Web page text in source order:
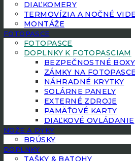
DIAĽKOMERY
TERMOVÍZIA A NOČNÉ
MONTÁŽE
FOTOPASCE
FOTOPASCE
DOPLNKY K FOTOPASCIAM
BEZPEČNOSTNÉ BOXY
ZÁMKY NA
NÁHRADNÉ KRYTKY
SOLÁRNE PANELY
EXTERNÉ ZDROJE
PAMÄŤOVÉ KARTY
DIAĽKOVÉ OVLÁDANIE
NOŽE A DÝKY
BRÚSKY
DOPLNKY
TAŠKY & BATOHY